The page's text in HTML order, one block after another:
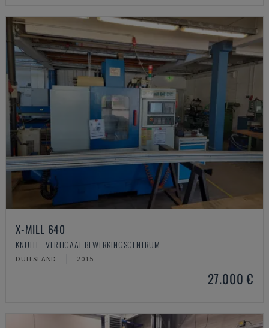
X-MILL 640
KNUTH - VERTICAAL BEWERKINGSCENTRUM
DUITSLAND 2015
27.000 €